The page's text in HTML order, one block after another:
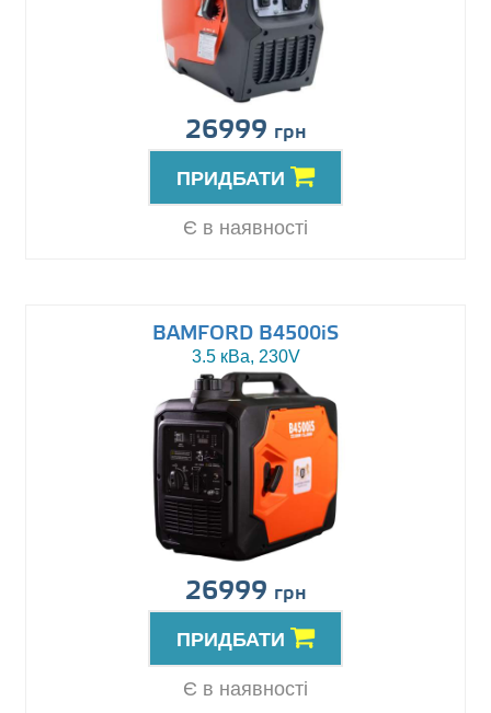
26999 грн
ПРИДБАТИ
Є в наявності
BAMFORD B4500iS
3.5 кВа, 230V
26999 грн
ПРИДБАТИ
Є в наявності